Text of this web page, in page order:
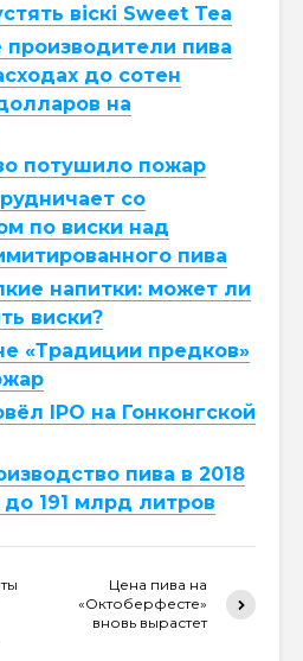
віскі Sweet Tea
пива
до сотен
на
потушило пожар
со
по виски над
пива
напитки: может ли
виски?
«Традиции предков»
IPO на Гонконгской
пива в 2018
191 млрд литров
Цена пива на
«Октоберфесте»
вновь вырастет